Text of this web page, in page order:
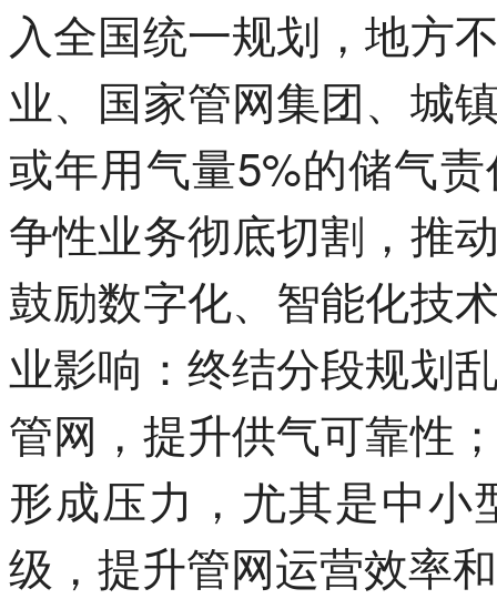
入全国统一规划，地方
业、国家管网集团、城
或年用气量5%的储气
争性业务彻底切割，推
鼓励数字化、智能化技
业影响：终结分段规划
管网，提升供气可靠性
形成压力，尤其是中
级，提升管网运营效率